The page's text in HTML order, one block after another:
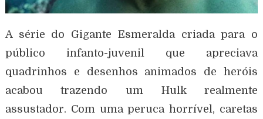
A série do Gigante Esmeralda criada para o
público infanto-juvenil que apreciava
quadrinhos e desenhos animados de heróis
acabou trazendo um Hulk realmente
assustador. Com uma peruca horrível, caretas